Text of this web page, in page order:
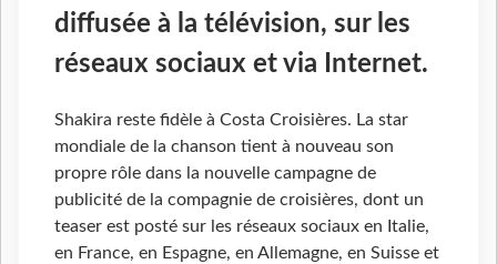
diffusée à la télévision, sur les
réseaux sociaux et via Internet.
Shakira reste fidèle à Costa Croisières. La star
mondiale de la chanson tient à nouveau son
propre rôle dans la nouvelle campagne de
publicité de la compagnie de croisières, dont un
teaser est posté sur les réseaux sociaux en Italie,
en France, en Espagne, en Allemagne, en Suisse et